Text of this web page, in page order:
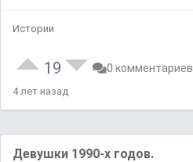
Истории
19 0 комментариев
4 лет назад
Девушки 1990-х годов.